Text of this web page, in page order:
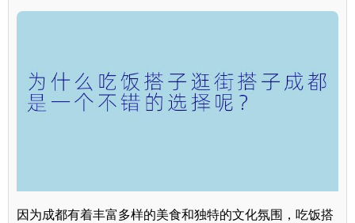
因为成都有着丰富多样的美食和独特的文化氛围，吃饭搭